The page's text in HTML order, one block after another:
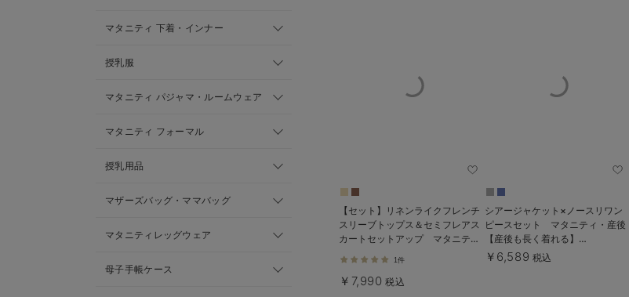
マタニティ 下着・インナー
授乳服
マタニティ パジャマ・ルームウェア
マタニティ フォーマル
授乳用品
マザーズバッグ・ママバッグ
マタニティレッグウェア
母子手帳ケース
【セット】リネンライクフレンチ
スリーブトップス＆セミフレアス
カートセットアップ マタニテ
1件
￥7,990 税込
シアージャケット×ノースリワン
ピースセット マタニティ・産後
【産後も長く着れる】
Rosemadame（ローズマダム）
￥6,589 税込